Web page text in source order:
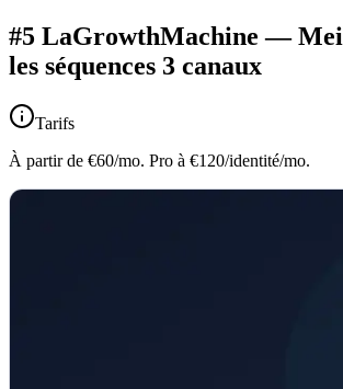
#5 LaGrowthMachine —
les séquences 3 canaux
Tarifs
À partir de €60/mo. Pro à €120/identité/mo.